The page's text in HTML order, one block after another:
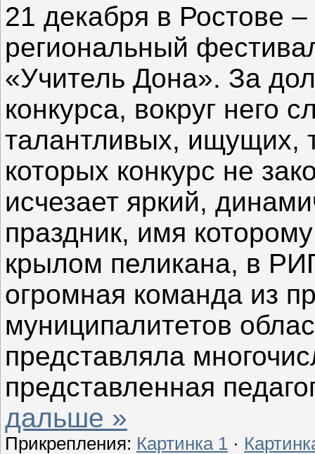
21 декабря в Ростове
региональный
«Учитель Дона». За
конкурса, вокруг него
талантливых, ищущих,
которых конкурс не
исчезает яркий,
праздник, имя
крылом пеликана, в
огромная команда из
муниципалитетов
представляла
представленная
дальше »
Прикрепления: Картинка 1 ·